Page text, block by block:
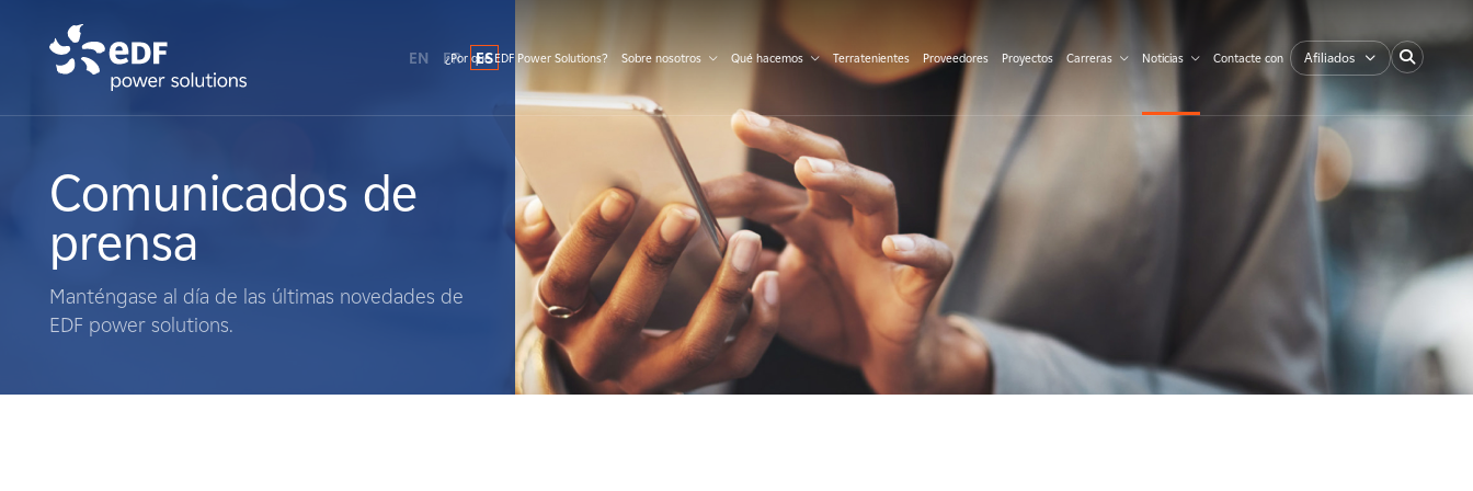
Qué hacemos
Terratenientes
EN FR ES
¿Por qué EDF Power Solutions? Sobre nosotros Qué hacemos Terratenientes Proveedores Proyectos Carreras Noticias Contacte con Afiliados
Comunicados de
prensa
Manténgase al día de las últimas novedades de
EDF power solutions.